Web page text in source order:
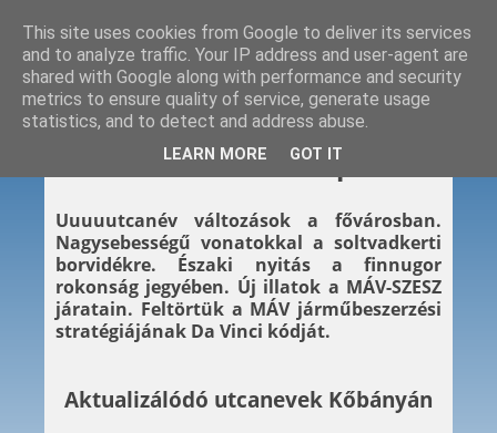
2025. 04. 01.
Keddi kitérő – 2025. április 1.
Uuuuutcanév változások a fővárosban.
Nagysebességű vonatokkal a soltvadkerti
borvidékre. Északi nyitás a finnugor
rokonság jegyében. Új illatok a MÁV-SZESZ
járatain. Feltörtük a MÁV járműbeszerzési
stratégiájának Da Vinci kódját.
Aktualizálódó utcanevek Kőbányán
This site uses cookies from Google to deliver its services
and to analyze traffic. Your IP address and user-agent are
shared with Google along with performance and security
metrics to ensure quality of service, generate usage
statistics, and to detect and address abuse.
LEARN MORE GOT IT